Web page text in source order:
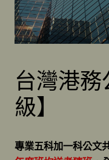
台灣港
級】
專業五科加一科公文